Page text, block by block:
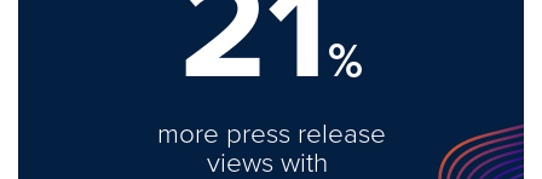
%
more press release
views with